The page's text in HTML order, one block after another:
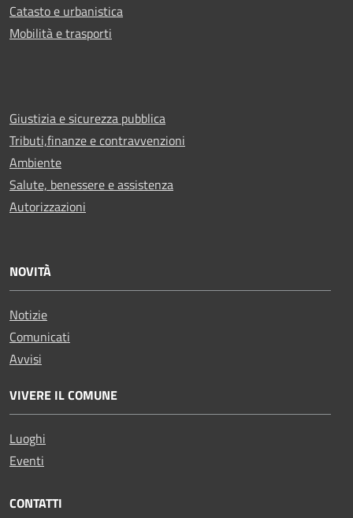
Catasto e urbanistica
Mobilità e trasporti
Giustizia e sicurezza pubblica
Tributi,finanze e contravvenzioni
Ambiente
Salute, benessere e assistenza
Autorizzazioni
NOVITÀ
Notizie
Comunicati
Avvisi
VIVERE IL COMUNE
Luoghi
Eventi
CONTATTI